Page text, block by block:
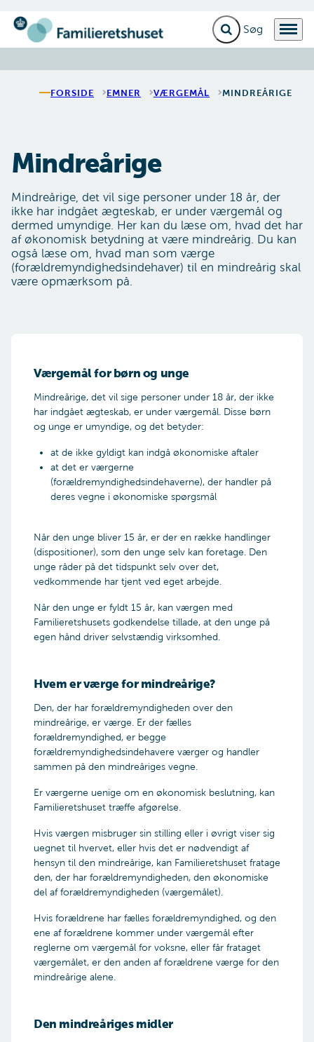
Gå til forsiden Fold søgefelt ud
Menu
FORSIDE EMNER VÆRGEMÅL MINDREÅRIGE
Mindreårige
Mindreårige, det vil sige personer under 18 år, der
ikke har indgået ægteskab, er under værgemål og
dermed umyndige. Her kan du læse om, hvad det har
af økonomisk betydning at være mindreårig. Du kan
også læse om, hvad man som værge
(forældremyndighedsindehaver) til en mindreårig skal
være opmærksom på.
Værgemål for børn og unge
Mindreårige, det vil sige personer under 18 år, der ikke
har indgået ægteskab, er under værgemål. Disse børn
og unge er umyndige, og det betyder:
at de ikke gyldigt kan indgå økonomiske aftaler
at det er værgerne
(forældremyndighedsindehaverne), der handler på
deres vegne i økonomiske spørgsmål
Når den unge bliver 15 år, er der en række handlinger
(dispositioner), som den unge selv kan foretage. Den
unge råder på det tidspunkt selv over det,
vedkommende har tjent ved eget arbejde.
Når den unge er fyldt 15 år, kan værgen med
Familieretshusets godkendelse tillade, at den unge på
egen hånd driver selvstændig virksomhed.
Hvem er værge for mindreårige?
Den, der har forældremyndigheden over den
mindreårige, er værge. Er der fælles
forældremyndighed, er begge
forældremyndighedsindehavere værger og handler
sammen på den mindreåriges vegne.
Er værgerne uenige om en økonomisk beslutning, kan
Familieretshuset træffe afgørelse.
Hvis værgen misbruger sin stilling eller i øvrigt viser sig
uegnet til hvervet, eller hvis det er nødvendigt af
hensyn til den mindreårige, kan Familieretshuset fratage
den, der har forældremyndigheden, den økonomiske
del af forældremyndigheden (værgemålet).
Hvis forældrene har fælles forældremyndighed, og den
ene af forældrene kommer under værgemål efter
reglerne om værgemål for voksne, eller får frataget
værgemålet, er den anden af forældrene værge for den
mindreårige alene.
Den mindreåriges midler